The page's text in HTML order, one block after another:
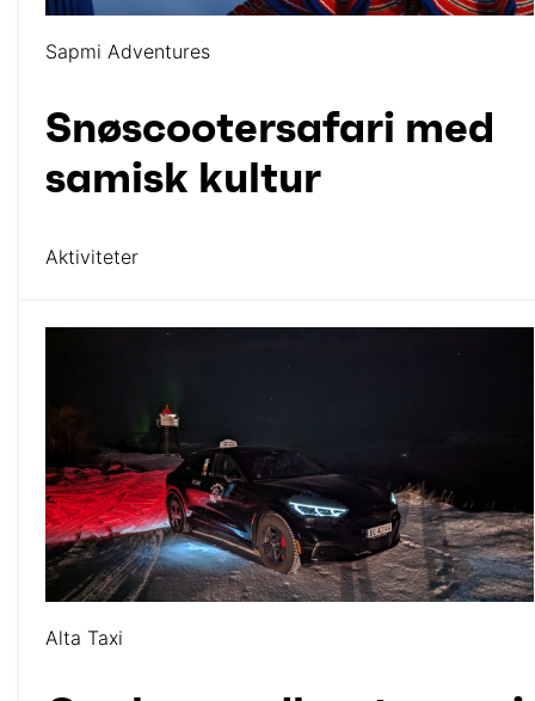
Sapmi Adventures
Snøscootersafari med
samisk kultur
Aktiviteter
Alta Taxi